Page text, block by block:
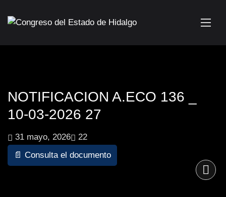
NOTIFICACION A.ECO 136 _
10-03-2026 27
31 mayo, 2026
22
📄 Consulta el documento